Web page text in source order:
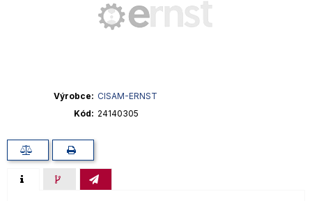
Výrobce
CISAM-ERNST
Kód
24140305